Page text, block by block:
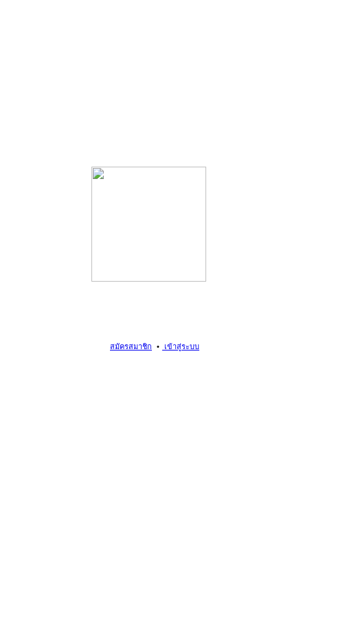
เข้าสู่ระบบ
สมัครสมาชิก